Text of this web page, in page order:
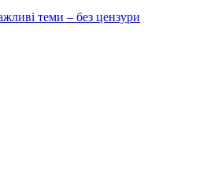
теми – без цензури